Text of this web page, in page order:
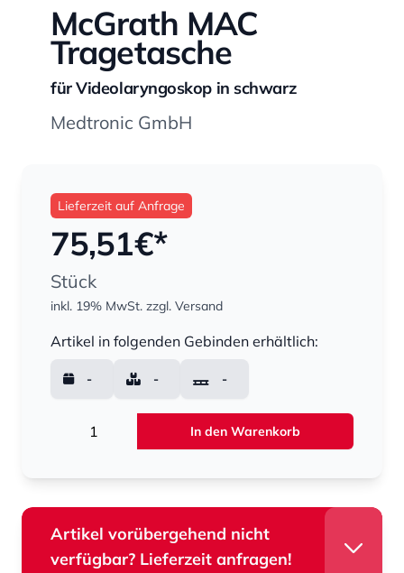
McGrath MAC
Tragetasche
für Videolaryngoskop in schwarz
Medtronic GmbH
Lieferzeit auf Anfrage
75,51€*
Stück
inkl. 19% MwSt. zzgl. Versand
Artikel in folgenden Gebinden erhältlich:
- - -
In den Warenkorb
Artikel vorübergehend nicht
verfügbar? Lieferzeit anfragen!